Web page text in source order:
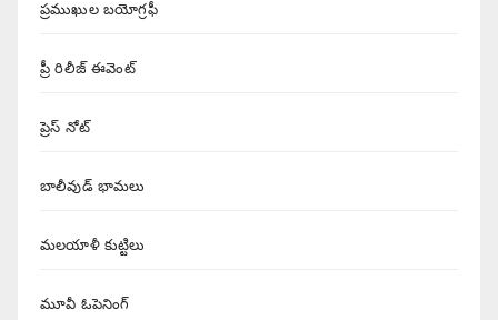
ప్రముఖుల బయోగ్రఫీ
ప్రీ రిలీజ్ ఈవెంట్
ప్రెస్ నోట్
బాలీవుడ్ భామలు
మలయాళీ కుట్టిలు
మూవీ ఓపెనింగ్